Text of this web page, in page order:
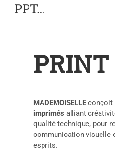
PPT…
PRINT
MADEMOISELLEconçoit
imprimés alliant
qualité technique, pour
communication visuelle
esprits.